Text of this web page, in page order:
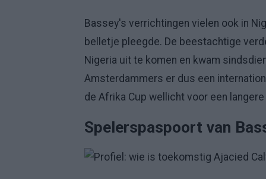
Bassey's verrichtingen vielen ook in
belletje pleegde. De beestachtige
Nigeria uit te komen en kwam
Amsterdammers er dus een
de Afrika Cup wellicht voor een
Spelerspaspoort van